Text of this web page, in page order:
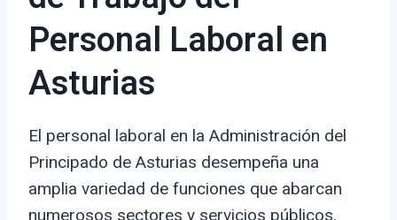
Personal Laboral en
Asturias
El personal laboral en la Administración del
Principado de Asturias desempeña una
amplia variedad de funciones que abarcan
numerosos sectores y servicios públicos.